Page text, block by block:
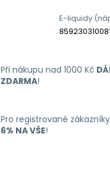
E-liquidy
Při nákupu nad 1000 Kč
ZDARMA!
Pro registrované zákazníky
6% NA VŠE!